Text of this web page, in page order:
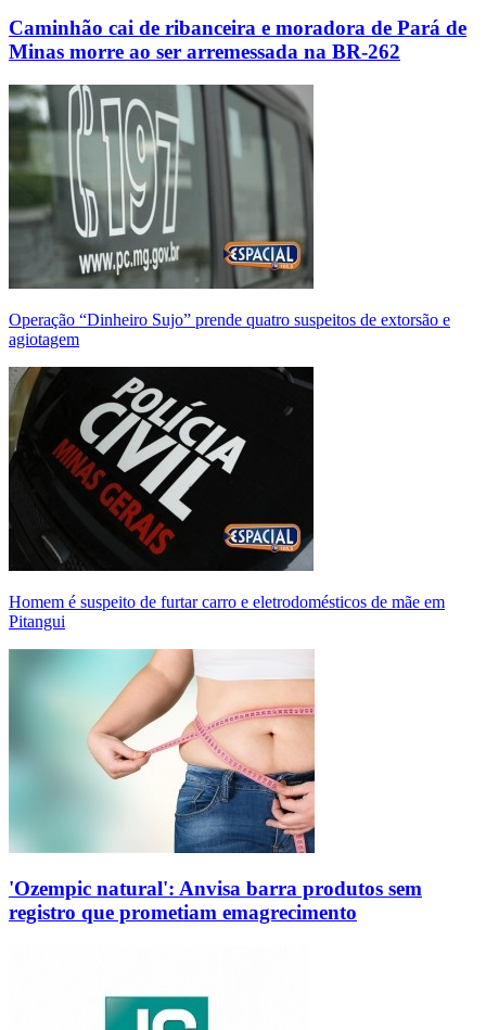
Caminhão cai de ribanceira e moradora de Pará de
Minas morre ao ser arremessada na BR-262
Operação “Dinheiro Sujo” prende quatro suspeitos de extorsão e
agiotagem
Homem é suspeito de furtar carro e eletrodomésticos de mãe em
Pitangui
'Ozempic natural': Anvisa barra produtos sem
registro que prometiam emagrecimento